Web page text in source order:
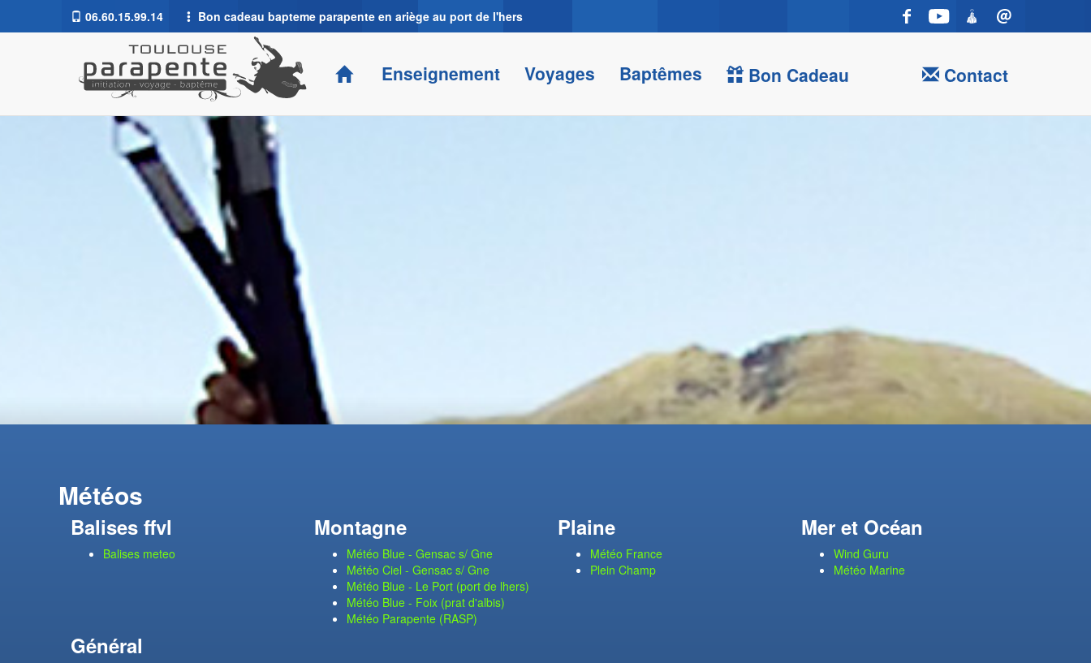
06.60.15.99.14 Bon cadeau bapteme parapente en ariège au port de l'hers
Enseignement Voyages Baptêmes Bon Cadeau Contact
Météos
Balises ffvl
Balises meteo
Montagne
Météo Blue - Gensac s/ Gne
Météo Ciel - Gensac s/ Gne
Météo Blue - Le Port (port de lhers)
Météo Blue - Foix (prat d'albis)
Météo Parapente (RASP)
Plaine
Météo France
Plein Champ
Mer et Océan
Wind Guru
Météo Marine
Général